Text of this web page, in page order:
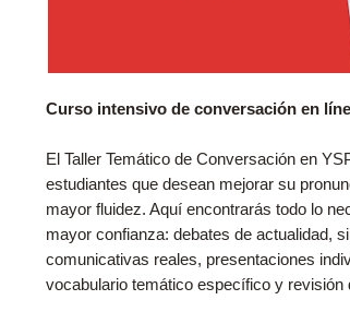
Curso intensivo de conversación en
El Taller Temático de Conversación en
estudiantes que desean mejorar su
mayor fluidez. Aquí encontrarás todo lo
mayor confianza: debates de actualidad,
comunicativas reales, presentaciones
vocabulario temático específico y